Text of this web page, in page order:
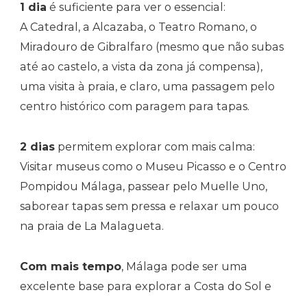
1 dia é suficiente para ver o essencial:
A Catedral, a Alcazaba, o Teatro Romano, o
Miradouro de Gibralfaro (mesmo que não subas
até ao castelo, a vista da zona já compensa),
uma visita à praia, e claro, uma passagem pelo
centro histórico com paragem para tapas.
2 dias permitem explorar com mais calma:
Visitar museus como o Museu Picasso e o Centro
Pompidou Málaga, passear pelo Muelle Uno,
saborear tapas sem pressa e relaxar um pouco
na praia de La Malagueta.
Com mais tempo, Málaga pode ser uma
excelente base para explorar a Costa do Sol e